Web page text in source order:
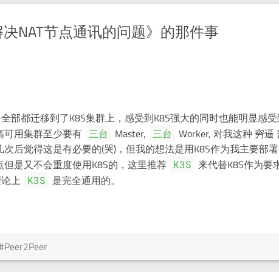
NAT节点通讯的问题》的那件事
部都迁移到了K8S集群上，感受到K8S强大的同时也能明显感
可用集群至少要有 三台 Master, 三台 Worker, 对我这种 穷逼
后觉得这是有必要的(哭)，但我的想法是用K8S作为我主要部
是又不会重度使用K8S的，这里推荐 K3S 来代替K8S作为要
上 K3S 是完全通用的。
Peer2Peer